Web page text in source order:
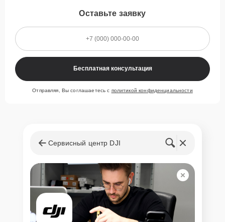
Оставьте заявку
Бесплатная консультация
Отправляя, Вы соглашаетесь с политикой конфиденциальности
Сервисный центр DJI